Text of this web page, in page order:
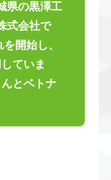
県の黒澤工
式会社で
開始し、
ていま
とベトナ